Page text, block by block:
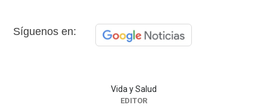
Síguenos en:
Vida y Salud
EDITOR